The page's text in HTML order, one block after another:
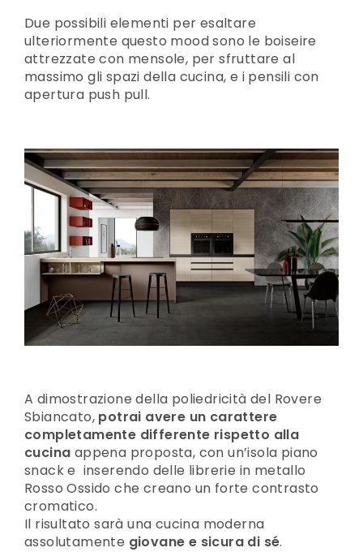
Due possibili elementi per esaltare
ulteriormente questo mood sono le boiseire
attrezzate con mensole, per sfruttare al
massimo gli spazi della cucina, e i pensili con
apertura push pull.
A dimostrazione della poliedricità del Rovere
Sbiancato, potrai avere un carattere
completamente differente rispetto alla
cucina appena proposta, con un’isola piano
snack e inserendo delle librerie in metallo
Rosso Ossido che creano un forte contrasto
cromatico.
Il risultato sarà una cucina moderna
assolutamente giovane e sicura di sé.